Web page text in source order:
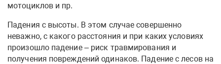
мотоциклов и пр.
Падения с высоты. В этом случае совершенно
неважно, с какого расстояния и при каких условиях
произошло падение – риск травмирования и
получения повреждений одинаков. Падение с лесов на